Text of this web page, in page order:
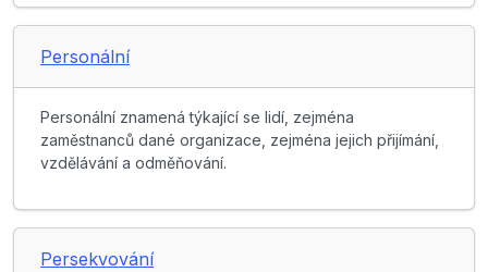
Personální
Personální znamená týkající se lidí, zejména
zaměstnanců dané organizace, zejména jejich přijímání,
vzdělávání a odměňování.
Persekvování